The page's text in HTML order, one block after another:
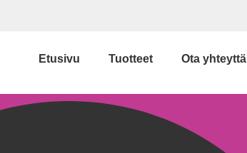
Etusivu Tuotteet Ota yhteyttä